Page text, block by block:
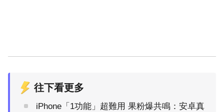
往下看更多
iPhone「1功能」超難用 果粉爆共鳴：安卓真